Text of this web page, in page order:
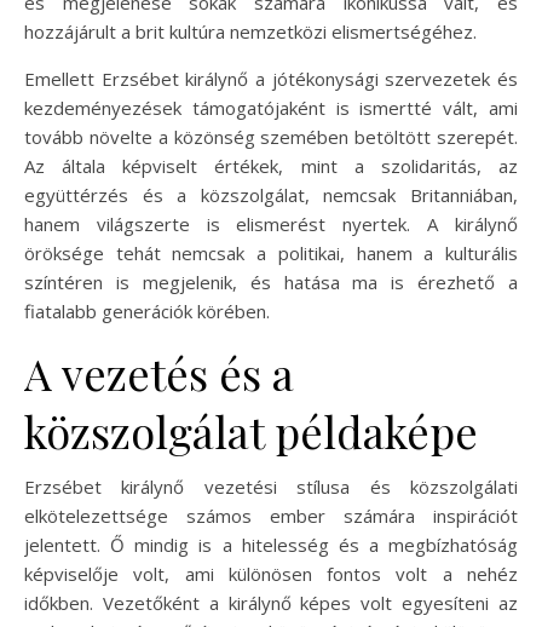
hozzájárult a brit kultúra nemzetközi elismertségéhez.
Emellett Erzsébet királynő a jótékonysági szervezetek és
kezdeményezések támogatójaként is ismertté vált, ami
tovább növelte a közönség szemében betöltött szerepét.
Az általa képviselt értékek, mint a szolidaritás, az
együttérzés és a közszolgálat, nemcsak Britanniában,
hanem világszerte is elismerést nyertek. A királynő
öröksége tehát nemcsak a politikai, hanem a kulturális
színtéren is megjelenik, és hatása ma is érezhető a
fiatalabb generációk körében.
A vezetés és a
közszolgálat példaképe
Erzsébet királynő vezetési stílusa és közszolgálati
elkötelezettsége számos ember számára inspirációt
jelentett. Ő mindig is a hitelesség és a megbízhatóság
képviselője volt, ami különösen fontos volt a nehéz
időkben. Vezetőként a királynő képes volt egyesíteni az